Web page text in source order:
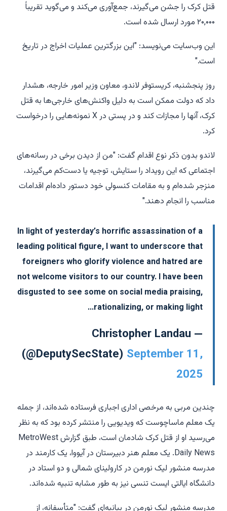
قتل کرک را جشن می‌گیرند، جمع‌آوری می‌کند و می‌گوید تقریباً
۲۰,۰۰۰ مورد ارسال شده است.
این وب‌سایت می‌نویسد: "این بزرگترین عملیات اخراج در تاریخ
است."
روز پنجشنبه، کریستوفر لاندو، معاون وزیر امور خارجه، هشدار
داد که دولت ممکن است به دلیل واکنش‌های خارجی‌ها به قتل
کرک، آنها را مجازات کند و در پستی در X نمونه‌هایی را درخواست
کرد.
لاندو بدون ذکر نوع اقدام گفت: "من از دیدن برخی در رسانه‌های
اجتماعی که این رویداد را ستایش، توجیه یا دست‌کم می‌گیرند،
منزجر شده‌ام و به مقامات کنسولی خود دستور داده‌ام اقدامات
مناسب را انجام دهند."
In light of yesterday’s horrific assassination of a
leading political figure, I want to underscore that
foreigners who glorify violence and hatred are
not welcome visitors to our country. I have been
disgusted to see some on social media praising,
rationalizing, or making light…
— Christopher Landau
(@DeputySecState) September 11,
2025
چندین مربی به مرخصی اداری اجباری فرستاده شده‌اند، از جمله
یک معلم ماساچوست که ویدیویی را منتشر کرده بود که به نظر
می‌رسید او از قتل کرک شادمان است، طبق گزارش MetroWest
Daily News. یک معلم هنر دبیرستان در آیووا، یک کارمند در
مدرسه منشور لیک نورمن در کارولینای شمالی و دو استاد در
دانشگاه ایالتی ایست تنسی نیز به طور مشابه تنبیه شده‌اند.
مدرسه منشور لیک نورمن در بیانیه‌ای گفت: "متأسفانه، از